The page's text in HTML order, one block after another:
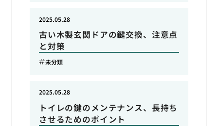
古い木製玄関ドアの鍵交換、注意点
と対策
2025.05.28
未分類
トイレの鍵のメンテナンス、長持ち
させるためのポイント
2025.05.28